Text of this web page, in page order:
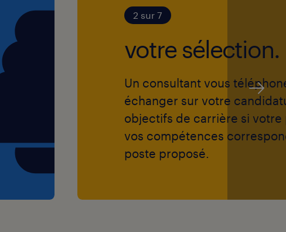
2 sur 7
votre sélection.
Un consultant vous
échanger sur votre
objectifs de carrière si votre
vos compétences
poste proposé.